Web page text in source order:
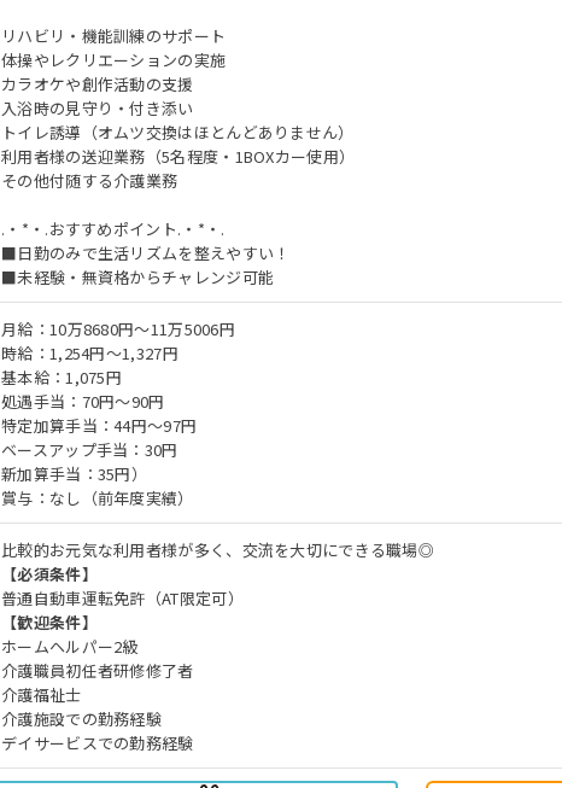
リハビリ・機能訓練のサポート
体操やレクリエーションの実施
カラオケや創作活動の支援
入浴時の見守り・付き添い
トイレ誘導（オムツ交換はほとんどありません）
利用者様の送迎業務（5名程度・1BOXカー使用）
その他付随する介護業務
.・*・.おすすめポイント.・*・.
■日勤のみで生活リズムを整えやすい！
■未経験・無資格からチャレンジ可能
月給：10万8680円～11万5006円
時給：1,254円～1,327円
基本給：1,075円
処遇手当：70円～90円
特定加算手当：44円～97円
ベースアップ手当：30円
新加算手当：35円）
賞与：なし（前年度実績）
比較的お元気な利用者様が多く、交流を大切にできる職場◎
【必須条件】
普通自動車運転免許（AT限定可）
【歓迎条件】
ホームヘルパー2級
介護職員初任者研修修了者
介護福祉士
介護施設での勤務経験
デイサービスでの勤務経験